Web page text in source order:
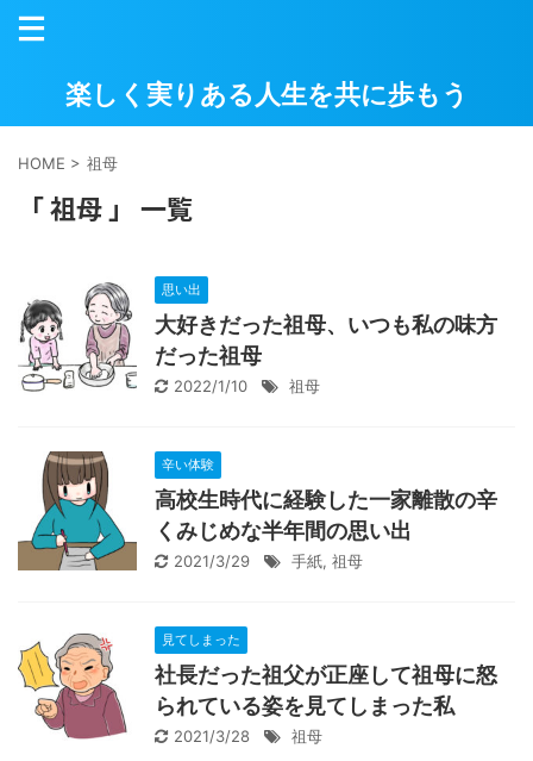
楽しく実りある人生を共に歩もう
HOME > 祖母
「 祖母 」 一覧
思い出
大好きだった祖母、いつも私の味方
だった祖母
2022/1/10 祖母
辛い体験
高校生時代に経験した一家離散の辛
くみじめな半年間の思い出
2021/3/29 手紙, 祖母
見てしまった
社長だった祖父が正座して祖母に怒
られている姿を見てしまった私
2021/3/28 祖母